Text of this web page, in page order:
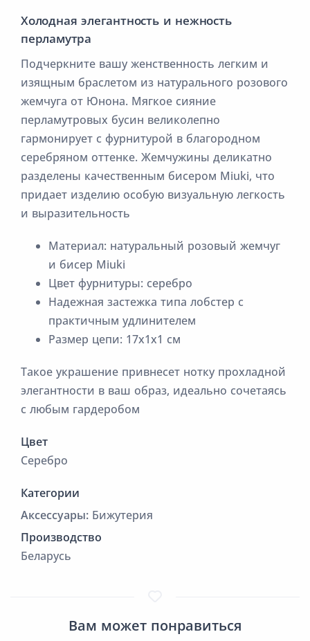
Холодная элегантность и нежность
перламутра
Подчеркните вашу женственность легким и
изящным браслетом из натурального розового
жемчуга от Юнона. Мягкое сияние
перламутровых бусин великолепно
гармонирует с фурнитурой в благородном
серебряном оттенке. Жемчужины деликатно
разделены качественным бисером Miuki, что
придает изделию особую визуальную легкость
и выразительность
Материал: натуральный розовый жемчуг
и бисер Miuki
Цвет фурнитуры: серебро
Надежная застежка типа лобстер с
практичным удлинителем
Размер цепи: 17х1х1 см
Такое украшение привнесет нотку прохладной
элегантности в ваш образ, идеально сочетаясь
с любым гардеробом
Цвет
Серебро
Категории
Аксессуары: Бижутерия
Производство
Беларусь
Вам может понравиться